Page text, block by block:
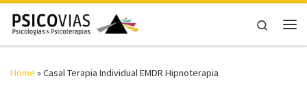
Skip to content
Search
Home »Casal Terapia Individual EMDR Hipnoterapia